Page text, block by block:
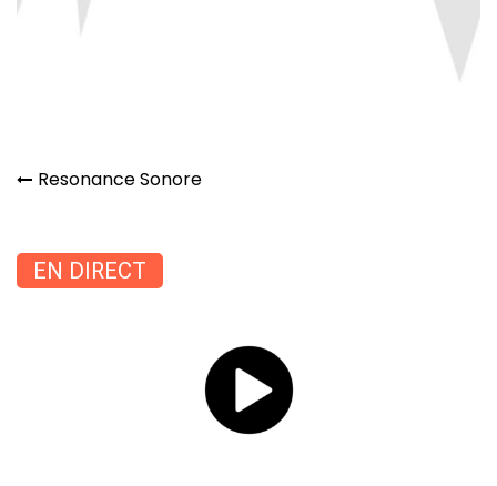
Navigation
Resonance Sonore
EN DIRECT